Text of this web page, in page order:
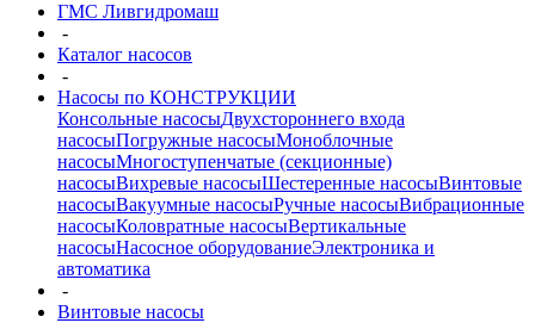
ГМС Ливгидромаш
-
Каталог насосов
-
Насосы по КОНСТРУКЦИИ
Консольные насосыДвухстороннего входа
насосыПогружные насосыМоноблочные
насосыМногоступенчатые (секционные)
насосыВихревые насосыШестеренные насосыВинтовые
насосыВакуумные насосыРучные насосыВибрационные
насосыКоловратные насосыВертикальные
насосыНасосное оборудованиеЭлектроника и
автоматика
-
Винтовые насосы